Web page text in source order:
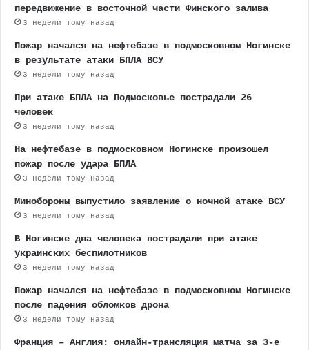
передвижение в восточной части Финского залива
3 недели тому назад
Пожар начался на нефтебазе в подмосковном Ногинске
в результате атаки БПЛА ВСУ
3 недели тому назад
При атаке БПЛА на Подмосковье пострадали 26
человек
3 недели тому назад
На нефтебазе в подмосковном Ногинске произошел
пожар после удара БПЛА
3 недели тому назад
Минобороны выпустило заявление о ночной атаке ВСУ
3 недели тому назад
В Ногинске два человека пострадали при атаке
украинских беспилотников
3 недели тому назад
Пожар начался на нефтебазе в подмосковном Ногинске
после падения обломков дрона
3 недели тому назад
Франция – Англия: онлайн-трансляция матча за 3-е